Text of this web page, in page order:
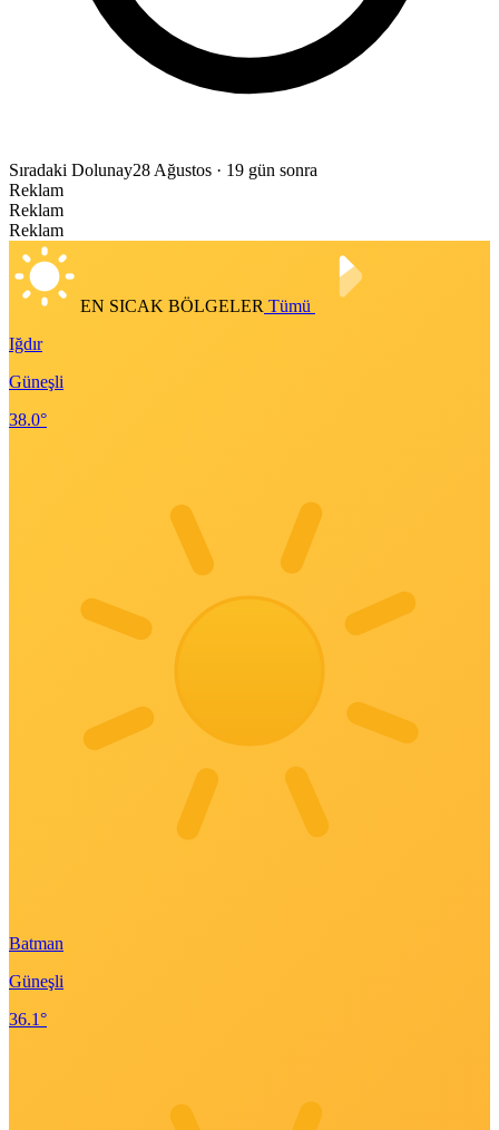
Sıradaki Dolunay28 Ağustos · 19 gün sonra
Reklam
Reklam
Reklam
EN SICAK BÖLGELER Tümü
Iğdır
Güneşli
38.0°
Batman
Güneşli
36.1°